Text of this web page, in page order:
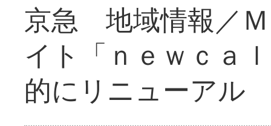
京急 地域情報／
イト「ｎｅｗｃａ
的にリニューアル